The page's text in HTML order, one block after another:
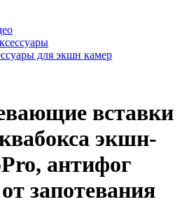
для экшн камер
вставки
экшн-
антифог
запотевания